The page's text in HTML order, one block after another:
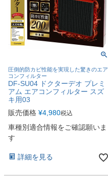
圧倒的防カビ性能を実現した驚きのエア
コンフィルター
DF-SU04 ドクターデオ プレミ
アム エアコンフィルター スズ
キ用03
販売価格 ¥4,980税込
車種別適合情報をご確認願いま
す
詳細を見る